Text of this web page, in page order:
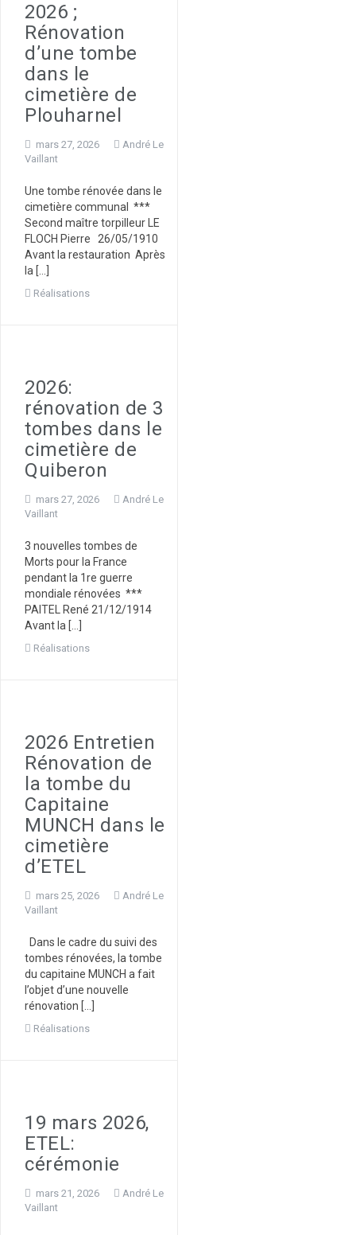
2026 ;
Rénovation
d’une tombe
dans le
cimetière de
Plouharnel
mars 27, 2026
André Le
Vaillant
Une tombe rénovée dans le
cimetière communal ***
Second maître torpilleur LE
FLOCH Pierre 26/05/1910
Avant la restauration Après
la […]
Réalisations
2026:
rénovation de 3
tombes dans le
cimetière de
Quiberon
mars 27, 2026
André Le
Vaillant
3 nouvelles tombes de
Morts pour la France
pendant la 1re guerre
mondiale rénovées ***
PAITEL René 21/12/1914
Avant la […]
Réalisations
2026 Entretien
Rénovation de
la tombe du
Capitaine
MUNCH dans le
cimetière
d’ETEL
mars 25, 2026
André Le
Vaillant
Dans le cadre du suivi des
tombes rénovées, la tombe
du capitaine MUNCH a fait
l’objet d’une nouvelle
rénovation […]
Réalisations
19 mars 2026,
ETEL:
cérémonie
mars 21, 2026
André Le
Vaillant